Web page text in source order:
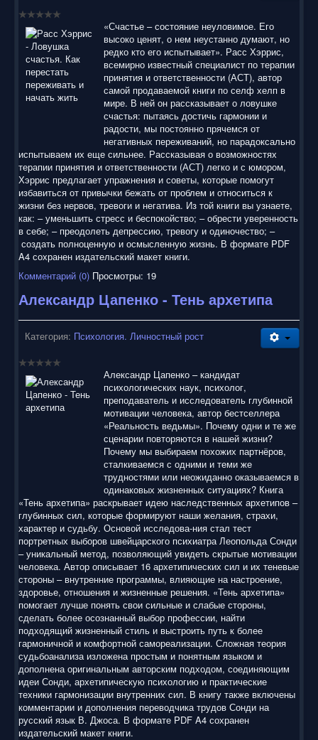
Вам электронные книги бесплатно и без регистрации введя
автора, название книги или имя полюбившегося героя в
строку поиска. На нашем сайте для ознакомления можно
бесплатно
скачатькнигив электронных форматах fb2,
epub, pdf, rtf, txt, читать онлайн или купить лицензионные
электронные книги. Наш сайт постоянно развивается и
пополняется. Надеюсь, Вы станете нашим постоянным
посетителем.
«Счастье – состояние неуловимое. Его
высоко ценят, о нем неустанно думают, но
редко кто его испытывает». Расс Хэррис,
всемирно известный специалист по терапии
принятия и ответственности (АСТ), автор
самой продаваемой книги по селф хелп в
мире. В ней он рассказывает о ловушке
счастья: пытаясь достичь гармонии и
радости, мы постоянно прячемся от
негативных переживаний, но парадоксально
испытываем их еще сильнее. Рассказывая о возможностях
терапии принятия и ответственности (АСТ) легко и с юмором,
Хэррис предлагает упражнения и советы, которые помогут
избавиться от привычки бежать от проблем и относиться к
жизни без нервов, тревоги и негатива. Из той книги вы узнаете,
как: – уменьшить стресс и беспокойство; – обрести уверенность
в себе; – преодолеть депрессию, тревогу и одиночество; –
создать полноценную и осмысленную жизнь. В формате PDF
A4 сохранен издательский макет книги.
Комментарий (0) Просмотры: 19
Александр Цапенко - Тень архетипа
Категория: Психология. Личностный рост
Александр Цапенко – кандидат
психологических наук, психолог,
преподаватель и исследователь глубинной
мотивации человека, автор бестселлера
«Реальность ведьмы». Почему одни и те же
сценарии повторяются в нашей жизни?
Почему мы выбираем похожих партнёров,
сталкиваемся с одними и теми же
трудностями или неожиданно оказываемся в
одинаковых жизненных ситуациях? Книга
«Тень архетипа» раскрывает идею наследственных архетипов –
глубинных сил, которые формируют наши желания, страхи,
характер и судьбу. Основой исследова-ния стал тест
портретных выборов швейцарского психиатра Леопольда Сонди
– уникальный метод, позволяющий увидеть скрытые мотивации
человека. Автор описывает 16 архетипических сил и их теневые
стороны – внутренние программы, влияющие на настроение,
здоровье, отношения и жизненные решения. «Тень архетипа»
помогает лучше понять свои сильные и слабые стороны,
сделать более осознанный выбор профессии, найти
подходящий жизненный стиль и выстроить путь к более
гармоничной и комфортной самореализации. Сложная теория
судьбоанализа изложена простым и понятным языком и
дополнена оригинальным авторским подходом, соединяющим
идеи Сонди, архетипическую психологию и практические
техники гармонизации внутренних сил. В книгу также включены
комментарии и дополнения переводчика трудов Сонди на
русский язык В. Джоса. В формате PDF A4 сохранен
издательский макет книги.